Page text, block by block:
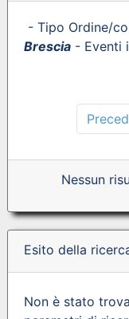
- Tipo Ordine/
Brescia - Eventi
Nessun
Esito della
Non è stato